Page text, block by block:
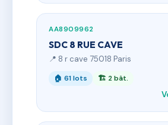
AA8909962
SDC 8 RUE CAVE
📍 8 r cave 75018 Paris
🏠 61 lots 🏗 2 bât.